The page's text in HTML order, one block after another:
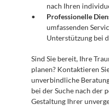
nach Ihren
Professionelle
umfassenden
Unterstützung bei
Sind Sie bereit, Ihre
planen? Kontaktieren
unverbindliche
bei der Suche nach der
Gestaltung Ihrer